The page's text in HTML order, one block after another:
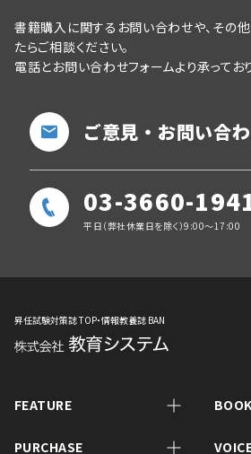
書籍購入に関するお問い合わせや、その
たらご相談ください。
電話とお問い合わせフォームより承ってお
ご意見・お問い合
03-3660-
平日（弊社休業日を除く）9:00～17:00
昇任試験対策誌 TOP・情報教養誌 BAN
FEATURE
PURCHASE